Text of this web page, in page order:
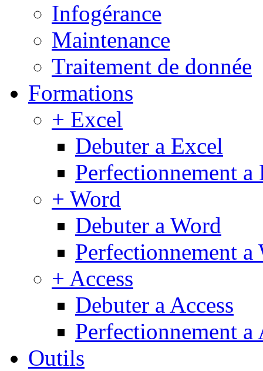
Infogérance
Maintenance
Traitement de donnée
Formations
+ Excel
Debuter a Excel
Perfectionnement a
+ Word
Debuter a Word
Perfectionnement a
+ Access
Debuter a Access
Perfectionnement a
Outils